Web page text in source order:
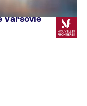
Varsovie